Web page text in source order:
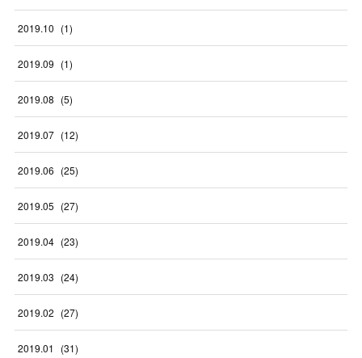
2019.10 (1)
2019.09 (1)
2019.08 (5)
2019.07 (12)
2019.06 (25)
2019.05 (27)
2019.04 (23)
2019.03 (24)
2019.02 (27)
2019.01 (31)